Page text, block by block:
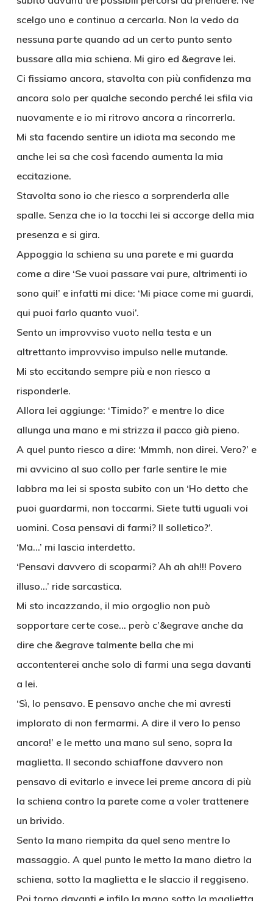
scelgo uno e continuo a cercarla. Non la vedo da
nessuna parte quando ad un certo punto sento
bussare alla mia schiena. Mi giro ed &egrave lei.
Ci fissiamo ancora, stavolta con più confidenza ma
ancora solo per qualche secondo perché lei sfila via
nuovamente e io mi ritrovo ancora a rincorrerla.
Mi sta facendo sentire un idiota ma secondo me
anche lei sa che così facendo aumenta la mia
eccitazione.
Stavolta sono io che riesco a sorprenderla alle
spalle. Senza che io la tocchi lei si accorge della mia
presenza e si gira.
Appoggia la schiena su una parete e mi guarda
come a dire ‘Se vuoi passare vai pure, altrimenti io
sono qui!’ e infatti mi dice: ‘Mi piace come mi guardi,
qui puoi farlo quanto vuoi’.
Sento un improvviso vuoto nella testa e un
altrettanto improvviso impulso nelle mutande.
Mi sto eccitando sempre più e non riesco a
risponderle.
Allora lei aggiunge: ‘Timido?’ e mentre lo dice
allunga una mano e mi strizza il pacco già pieno.
A quel punto riesco a dire: ‘Mmmh, non direi. Vero?’ e
mi avvicino al suo collo per farle sentire le mie
labbra ma lei si sposta subito con un ‘Ho detto che
puoi guardarmi, non toccarmi. Siete tutti uguali voi
uomini. Cosa pensavi di farmi? Il solletico?’.
‘Ma…’ mi lascia interdetto.
‘Pensavi davvero di scoparmi? Ah ah ah!!! Povero
illuso…’ ride sarcastica.
Mi sto incazzando, il mio orgoglio non può
sopportare certe cose… però c’&egrave anche da
dire che &egrave talmente bella che mi
accontenterei anche solo di farmi una sega davanti
a lei.
‘Sì, lo pensavo. E pensavo anche che mi avresti
implorato di non fermarmi. A dire il vero lo penso
ancora!’ e le metto una mano sul seno, sopra la
maglietta. Il secondo schiaffone davvero non
pensavo di evitarlo e invece lei preme ancora di più
la schiena contro la parete come a voler trattenere
un brivido.
Sento la mano riempita da quel seno mentre lo
massaggio. A quel punto le metto la mano dietro la
schiena, sotto la maglietta e le slaccio il reggiseno.
Poi torno davanti e infilo la mano sotto la maglietta.